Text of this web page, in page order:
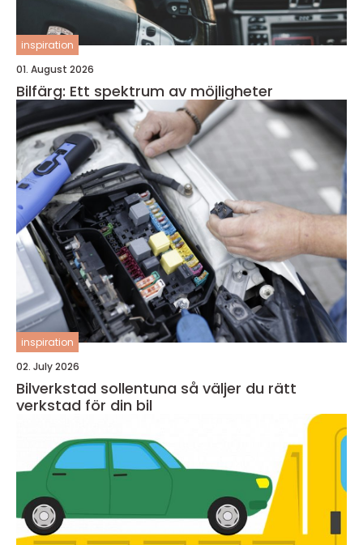
inspiration
01. August 2026
Bilfärg: Ett spektrum av möjligheter
inspiration
02. July 2026
Bilverkstad sollentuna så väljer du rätt
verkstad för din bil